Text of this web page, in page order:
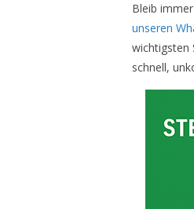
Bleib
unseren
wichtigsten
schnell,